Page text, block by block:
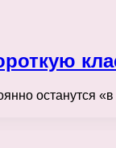
останутся